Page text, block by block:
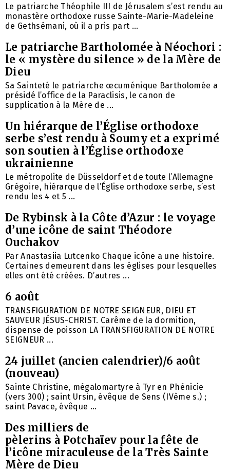
Le patriarche Théophile III de Jérusalem s’est rendu au
monastère orthodoxe russe Sainte-Marie-Madeleine
de Gethsémani, où il a pris part ...
Le patriarche Bartholomée à Néochori :
le « mystère du silence » de la Mère de
Dieu
Sa Sainteté le patriarche œcuménique Bartholomée a
présidé l’office de la Paraclisis, le canon de
supplication à la Mère de ...
Un hiérarque de l’Église orthodoxe
serbe s’est rendu à Soumy et a exprimé
son soutien à l’Église orthodoxe
ukrainienne
Le métropolite de Düsseldorf et de toute l’Allemagne
Grégoire, hiérarque de l’Église orthodoxe serbe, s’est
rendu les 4 et 5 ...
De Rybinsk à la Côte d’Azur : le voyage
d’une icône de saint Théodore
Ouchakov
Par Anastasiia Lutcenko Chaque icône a une histoire.
Certaines demeurent dans les églises pour lesquelles
elles ont été créées. D’autres ...
6 août
TRANSFIGURATION DE NOTRE SEIGNEUR, DIEU ET
SAUVEUR JÉSUS-CHRIST. Carême de la dormition,
dispense de poisson LA TRANSFIGURATION DE NOTRE
SEIGNEUR ...
24 juillet (ancien calendrier)/6 août
(nouveau)
Sainte Christine, mégalomartyre à Tyr en Phénicie
(vers 300) ; saint Ursin, évêque de Sens (IVème s.) ;
saint Pavace, évêque ...
Des milliers de
pèlerins à Potchaïev pour la fête de
l’icône miraculeuse de la Très Sainte
Mère de Dieu